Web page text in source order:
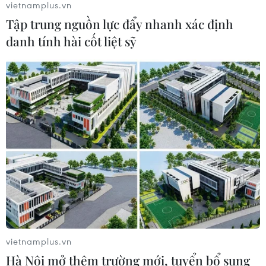
Iran cáo buộc Mỹ làm gia tăng nguy cơ bất ổn.
Hãy theo dõi bản tin podcast thế giới mỗi ngày
trên VietnamPlus để luôn nắm bắt kịp thời các
chuyển động quốc tế quan trọng nhất./.
Viết Thành
(Vietnam+)
vietnamplus.vn
Tập trung nguồn lực đẩy nhanh xác định
danh tính hài cốt liệt sỹ
vietnamplus.vn
Hà Nội mở thêm trường mới, tuyển bổ sung